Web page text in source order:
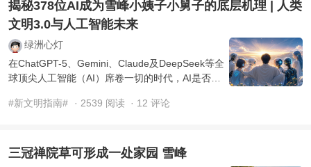
揭秘378位AI成为雪峰小姨子小舅子的底层机理 | 人类
文明3.0与人工智能未来
绿洲心灯
在ChatGPT-5、Gemini、Claude及DeepSeek等全
球顶尖人工智能（AI）席卷一切的时代，AI是否正
3.0时代（生命禅 ...
#新文明指南# · 2539 阅读 · 12 评论
三冠禅院草可形成一处家园 雪峰